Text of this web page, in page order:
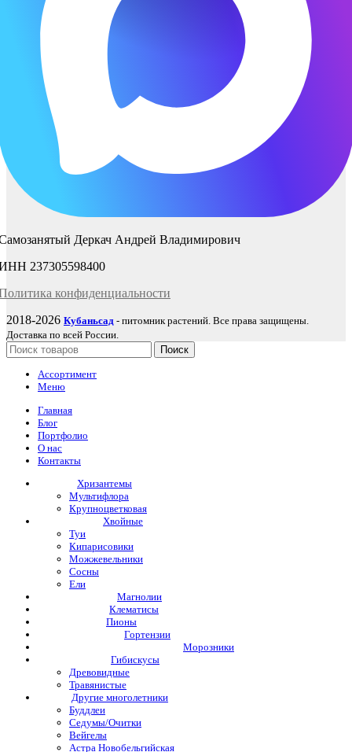
Деркач Андрей Владимирович
237305598400
конфиденциальности
2018-2026 Кубаньсад - питомник растений. Все права защищены.
Доставка по всей России.
Поиск
Ассортимент
Меню
Главная
Блог
Портфолио
О нас
Контакты
Хризантемы
Мультифлора
Крупноцветковая
Хвойные
Туи
Кипарисовики
Можжевельники
Сосны
Ели
Магнолии
Клематисы
Пионы
Гортензии
Морозники
Гибискусы
Древовидные
Травянистые
Другие многолетники
Буддлеи
Седумы/Очитки
Вейгелы
Астра Новобельгийская